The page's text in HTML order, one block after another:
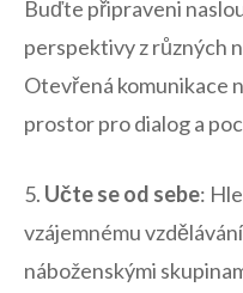
⁢Buďte připraveni
perspektivy z různých
Otevřená komunikace
prostor‌ pro dialog a
5. Učte se‌ od sebe:
vzájemnému
náboženskými